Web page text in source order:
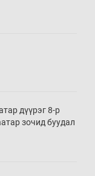
дүүрэг 8-р
зочид буудал